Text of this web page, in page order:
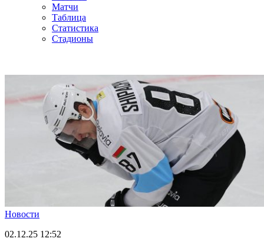
Матчи
Таблица
Статистика
Стадионы
Новости
02.12.25 12:52